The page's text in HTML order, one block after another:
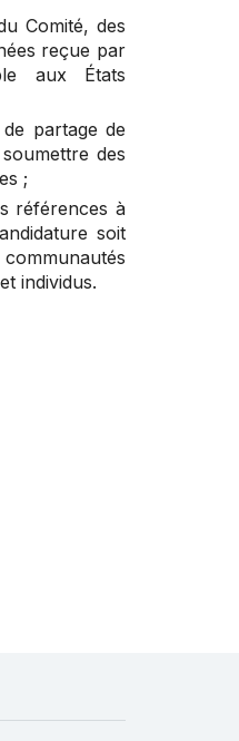
Comité, des
reçue par
aux États
partage de
des
;
références à
soit
individus.